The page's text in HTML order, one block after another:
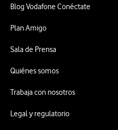
Blog Vodafone Conéctate
Plan Amigo
Sala de Prensa
Quiénes somos
Trabaja con nosotros
Legal y regulatorio